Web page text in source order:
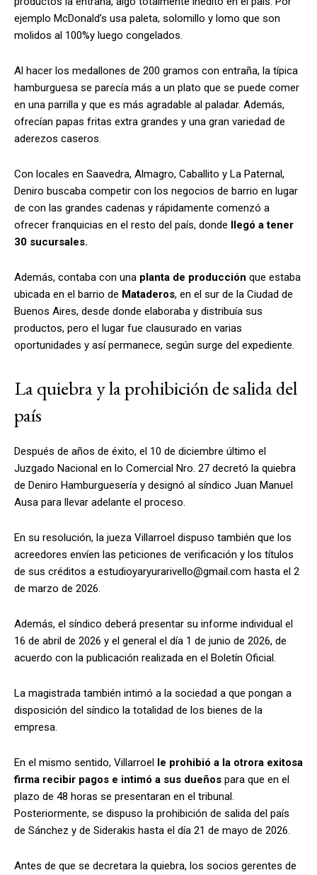
ejemplo McDonald’s usa paleta, solomillo y lomo que son
molidos al 100%y luego congelados.
Al hacer los medallones de 200 gramos con entraña, la típica
hamburguesa se parecía más a un plato que se puede comer
en una parrilla y que es más agradable al paladar. Además,
ofrecían papas fritas extra grandes y una gran variedad de
aderezos caseros.
Con locales en Saavedra, Almagro, Caballito y La Paternal,
Deniro buscaba competir con los negocios de barrio en lugar
de con las grandes cadenas y rápidamente comenzó a
ofrecer franquicias en el resto del país, donde llegó a tener
30 sucursales.
Además, contaba con una planta de producción que estaba
ubicada en el barrio de Mataderos, en el sur de la Ciudad de
Buenos Aires, desde donde elaboraba y distribuía sus
productos, pero el lugar fue clausurado en varias
oportunidades y así permanece, según surge del expediente.
La quiebra y la prohibición de salida del
país
Después de años de éxito, el 10 de diciembre último el
Juzgado Nacional en lo Comercial Nro. 27 decretó la quiebra
de Deniro Hamburguesería y designó al síndico Juan Manuel
Ausa para llevar adelante el proceso.
En su resolución, la jueza Villarroel dispuso también que los
acreedores envíen las peticiones de verificación y los títulos
de sus créditos a estudioyaryurarivello@gmail.com hasta el 2
de marzo de 2026.
Además, el síndico deberá presentar su informe individual el
16 de abril de 2026 y el general el día 1 de junio de 2026, de
acuerdo con la publicación realizada en el Boletín Oficial.
La magistrada también intimó a la sociedad a que pongan a
disposición del síndico la totalidad de los bienes de la
empresa.
En el mismo sentido, Villarroel le prohibió a la otrora exitosa
firma recibir pagos e intimó a sus dueños para que en el
plazo de 48 horas se presentaran en el tribunal.
Posteriormente, se dispuso la prohibición de salida del país
de Sánchez y de Siderakis hasta el día 21 de mayo de 2026.
Antes de que se decretara la quiebra, los socios gerentes de